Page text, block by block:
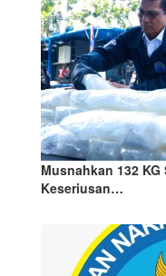
Musnahkan 132
Keseriusan…